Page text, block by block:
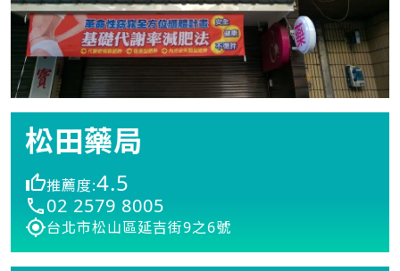
松田藥局
推薦度:4.5
02 2579 8005
台北市松山區延吉街9之6號